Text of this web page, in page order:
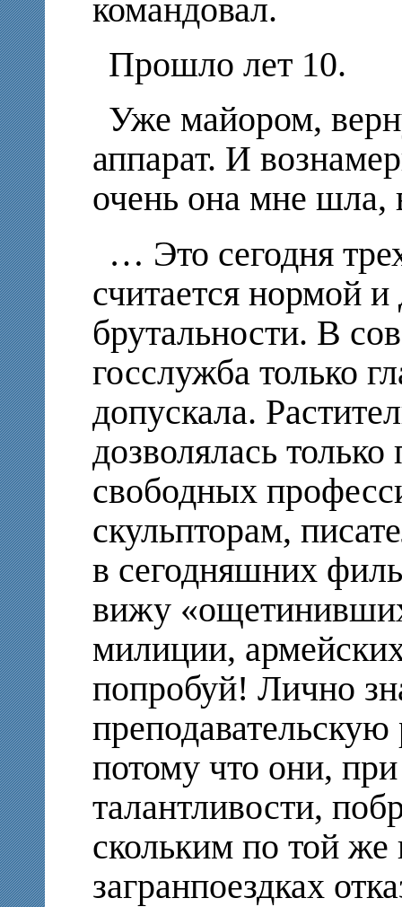
командовал.
Прошло лет 10.
Уже майором,
аппарат. И
очень она мне шла,
… Это сегодня
считается нормой
брутальности. В
госслужба только
допускала.
дозволялась
свободных
скульпторам,
в сегодняшних
вижу
милиции,
попробуй! Лично
потому что они,
талантливости,
скольким по той же
загранпоездках